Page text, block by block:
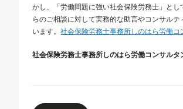
かし、「労働問題に強い社会保険労務士」とし
らのご相談に対して実務的な助言やコンサルテ
います。社会保険労務士事務所しのはら労働コ
社会保険労務士事務所しのはら労働コンサルタ